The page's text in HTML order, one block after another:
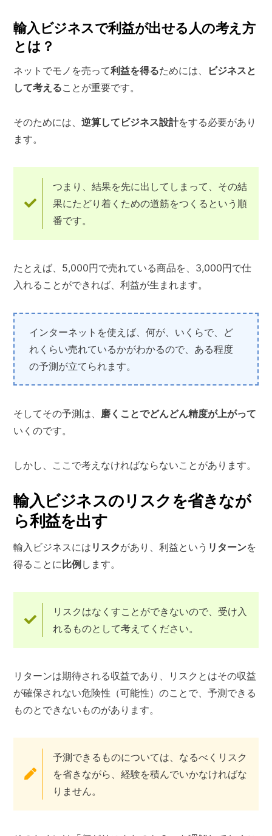
輸入ビジネスで利益が出せる人の考え方
とは？
ネットでモノを売って利益を得るためには、
ビジネスと
して考えることが重要です。
そのためには、逆算してビジネス設計をする必要があり
ます。
つまり、結果を先に出してしまって、その結
果にたどり着くための道筋をつくるという順
番です。
たとえば、5,000円で売れている商品を、3,000円で仕
入れることができれば、利益が生まれます。
インターネットを使えば、何が、いくらで、ど
れくらい売れているかがわかるので、ある程度
の予測が立てられます。
そしてその予測は、 磨くことでどんどん精度が上がって
いくのです。
しかし、ここで考えなければならないことがあります。
輸入ビジネスのリスクを省きなが
ら利益を出す
輸入ビジネスには リスクがあり、利益という リターンを
得ることに 比例 します。
リスクはなくすことができないので、受け入
れるものとして考えてください。
リターンは期待される収益であり、リスクとはその収益
が確保されない危険性（可能性）のことで、予測できる
ものとできないものがあります。
予測できるものについては、なるべくリスク
を省きながら、経験を積んでいかなければな
りません。